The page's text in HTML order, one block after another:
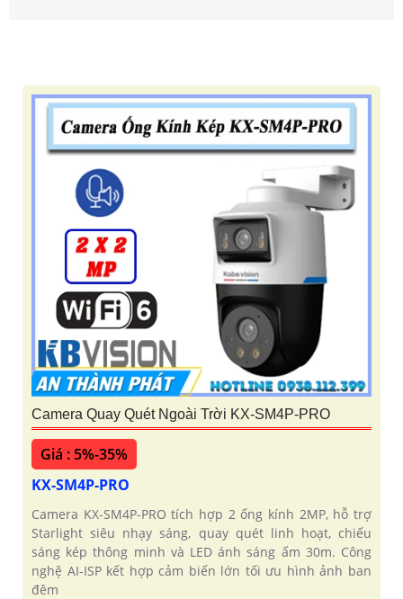
Camera Quay Quét Ngoài Trời KX-SM4P-PRO
Giá : 5%-35%
KX-SM4P-PRO
Camera KX-SM4P-PRO tích hợp 2 ống kính 2MP, hỗ trợ
Starlight siêu nhạy sáng, quay quét linh hoạt, chiếu
sáng kép thông minh và LED ánh sáng ấm 30m. Công
nghệ AI-ISP kết hợp cảm biến lớn tối ưu hình ảnh ban
đêm